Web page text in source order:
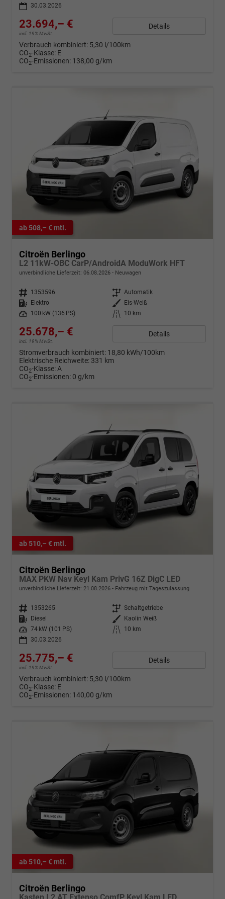
30.03.2026
23.694,– €
incl. 19% MwSt.
Details
Verbrauch kombiniert: 5,30 l/100km
CO2-Klasse: E
CO2-Emissionen: 138,00 g/km
ab 508,– € mtl.
Citroën Berlingo
L2 11kW-OBC CarP/AndroidA ModuWork HFT
unverbindliche Lieferzeit: 06.08.2026 Neuwagen
Fahrzeugnr. 1353596 Getriebe Automatik
Kraftstoff
Elektro Außenfarbe
Eis-Weiß
Leistung
100 kW (136 PS) Kilometerstand 10 km
25.678,– €
incl. 19% MwSt.
Details
Stromverbrauch kombiniert: 18,80 kWh/100km
Elektrische Reichweite: 331 km
CO2-Klasse:A
CO2-Emissionen: 0 g/km
ab 510,– € mtl.
Citroën Berlingo
MAX PKW Nav Keyl Kam PrivG 16Z DigC LED
unverbindliche Lieferzeit: 21.08.2026 Fahrzeug mit Tageszulassung
Fahrzeugnr. 1353265 Getriebe Schaltgetriebe
Kraftstoff
Diesel Außenfarbe
Kaolin Weiß
Leistung
74 kW (101 PS) Kilometerstand
10 km
30.03.2026
25.775,– €
incl. 19% MwSt.
Details
Verbrauch kombiniert: 5,30 l/100km
CO2-Klasse: E
CO2-Emissionen: 140,00 g/km
ab 510,– € mtl.
Citroën Berlingo